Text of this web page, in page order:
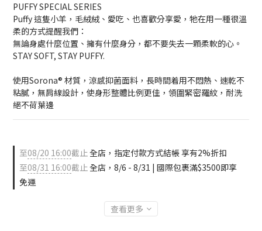
PUFFY SPECIAL SERIES
Puffy 這隻小羊，毛絨絨、愛吃、也喜歡分享愛，牠在用一種很溫
柔的方式提醒我們：
無論身處什麼位置、擁有什麼身分，都不要失去一顆柔軟的心。
STAY SOFT, STAY PUFFY.
使用Sorona® 材質，涼感抑菌面料，長時間着用不悶熱、速乾不
粘膩，無肩線設計，使身形整體比例更佳，領圍緊密羅紋，耐洗
絕不荷葉邊
至08/20 16:00截止全店，指定付款方式結帳 享有2%折扣
至08/31 16:00截止全店，8/6 - 8/31 | 國際包裹滿$3500即享
免運
查看更多